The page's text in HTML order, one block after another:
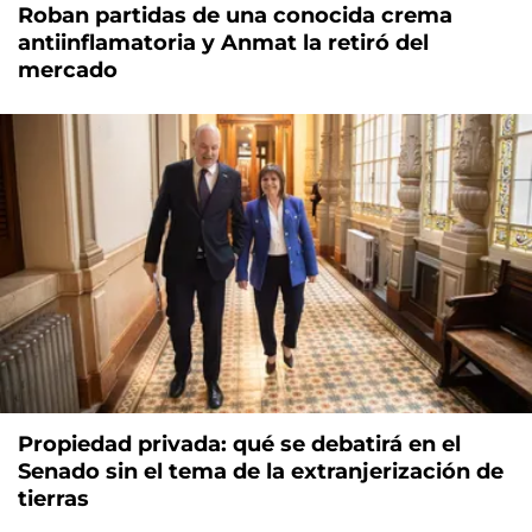
Roban partidas de una conocida crema
antiinflamatoria y Anmat la retiró del
mercado
Propiedad privada: qué se debatirá en el
Senado sin el tema de la extranjerización de
tierras